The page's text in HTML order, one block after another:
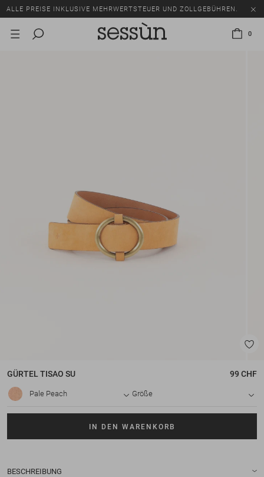
ALLE PREISE INKLUSIVE MEHRWERTSTEUER UND ZOLLGEBÜHREN.
SALE: BIS ZU -50% AUF EINE AUSWAHL AN ARTIKELN.
0
GÜRTELTISAO SU 99 CHF
Pale Peach Größe
IN DEN WARENKORB
BESCHREIBUNG